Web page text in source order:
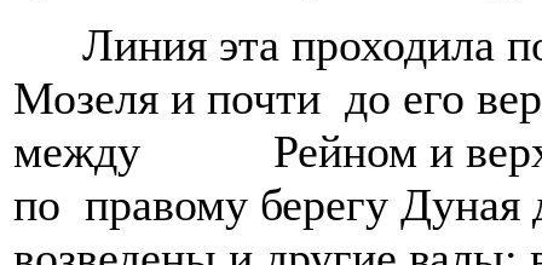
Линия эта проходила
Мозеля и почти до его
между Рейном и
по правому берегу Дуная